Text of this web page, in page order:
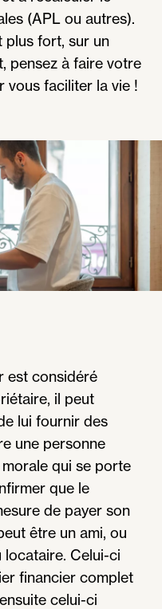
(APL ou autres).
plus fort, sur un
pensez à faire votre
vous faciliter la vie !
est considéré
il peut
lui fournir des
une personne
qui se porte
que le
de payer son
être un ami, ou
locataire. Celui-ci
financier complet
celui-ci